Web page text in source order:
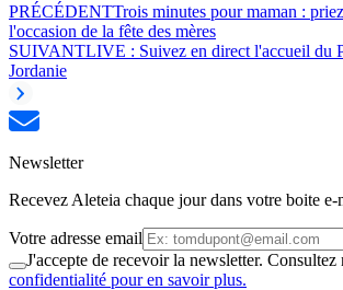
PRÉCÉDENTTrois minutes pour maman :
l'occasion de la fête des mères
SUIVANTLIVE : Suivez en direct l'accueil du
Jordanie
Newsletter
Recevez Aleteia chaque jour dans votre boite e-
Votre adresse email
J'accepte de recevoir la newsletter. Consultez
confidentialité pour en savoir plus.